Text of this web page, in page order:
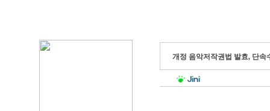
개정 음악저작권법 발효, 단속